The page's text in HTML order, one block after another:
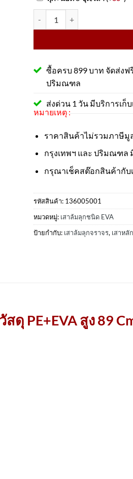
ซื้อครบ 899 บาท จัดส่งฟ
ปริมณฑล
ส่งด่วน 1 วัน มีบริการเก็
หมายเหตุ :
ราคาสินค้าไม่รวมภาษีมู
กรุงเทพฯ และ ปริมณฑล
กรุณาเช็คสต๊อกสินค้ากับ
รหัสสินค้า: 136005001
หมวดหมู่: เสาล้มลุกชนิด EVA
ป้ายกำกับ: เสาล้มลุกจราจร, เสาหลั
ดุ PE+EVA สูง 89